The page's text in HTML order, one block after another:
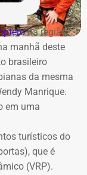
o TCE emitira
secretário
aditivo de
notificado a
nº
de anulação
integrada
plataformas
os momentos
ao vivo.
a Band
o confronto
as propostas
Adriana
na região
manhã deste
brasileiro
da mesma
Manrique.
em uma
turísticos do
que é
(VRP).